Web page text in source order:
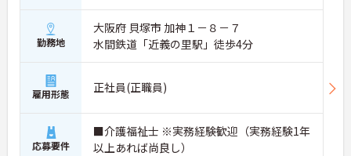
勤務地
大阪府 貝塚市 加神１－８－７
水間鉄道「近義の里駅」徒歩4分
雇用形態 正社員(正職員)
応募要件
■介護福祉士 ※実務経験歓迎（実務経験1年
以上あれば尚良し）